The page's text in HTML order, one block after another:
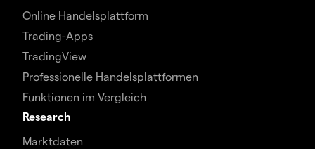
Online Handelsplattform
Trading-Apps
TradingView
Professionelle Handelsplattformen
Funktionen im Vergleich
Research
Marktdaten